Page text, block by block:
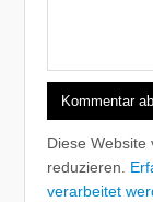
Diese Website
reduzieren.
verarbeitet